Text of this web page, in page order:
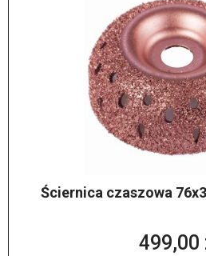
Ściernica czaszowa
499,00